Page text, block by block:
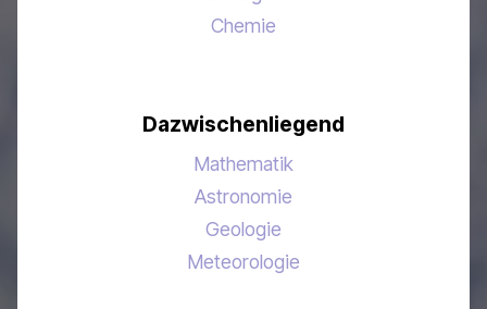
Chemie
Dazwischenliegend
Mathematik
Astronomie
Geologie
Meteorologie